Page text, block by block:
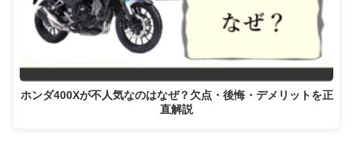
ホンダ400Xが不人気なのはなぜ？欠点・後悔・デメリットを正
直解説